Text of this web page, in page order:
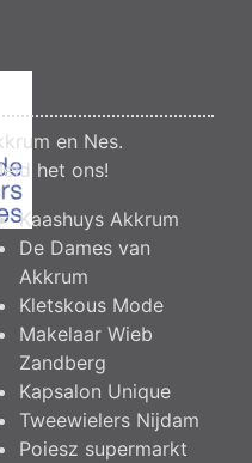
en Nes.
het ons!
Kaashuys Akkrum
De Dames van
Akkrum
Kletskous Mode
Makelaar Wieb
Zandberg
Kapsalon Unique
Tweewielers Nijdam
Poiesz supermarkt